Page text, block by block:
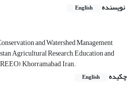
نویسنده English
and Watershed Management
Agricultural Research, Education and
Khorramabad, Iran.
چکیده
English